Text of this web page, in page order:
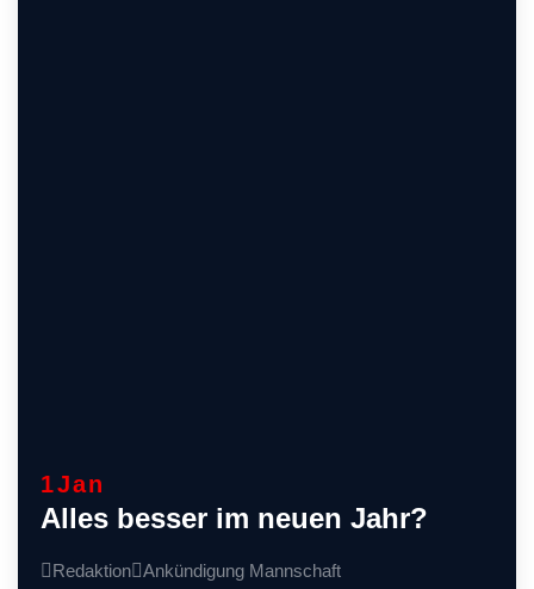
1Jan
Alles besser im neuen Jahr?
Redaktion Ankündigung Mannschaft